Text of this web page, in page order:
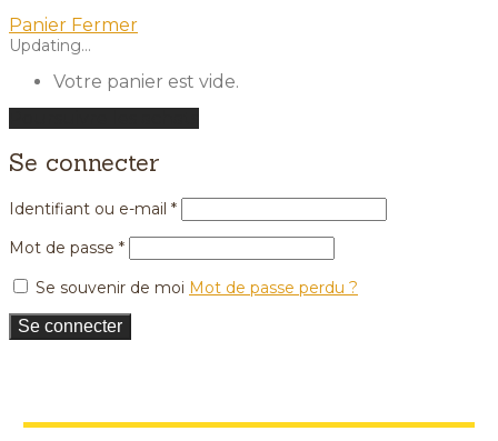
Panier Fermer
Updating…
Votre panier est vide.
Se connecter
Identifiant ou e-mail *
Mot de passe *
Se souvenir de moi Mot de passe perdu ?
Se connecter